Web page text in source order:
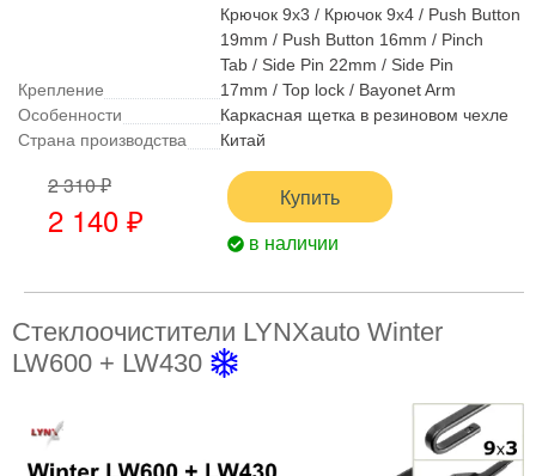
Крепление
Крючок 9x3 / Крючок 9x4 / Push Button
19mm / Push Button 16mm / Pinch
Tab / Side Pin 22mm / Side Pin
17mm / Top lock / Bayonet Arm
Особенности
Каркасная щетка в резиновом чехле
Страна производства
Китай
2 310 ₽
2 140 ₽
Купить
в наличии
Стеклоочистители LYNXauto Winter
LW600 + LW430